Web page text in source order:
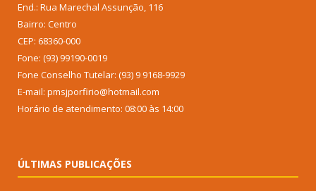
End.: Rua Marechal Assunção, 116
Bairro: Centro
CEP: 68360-000
Fone: (93) 99190-0019
Fone Conselho Tutelar: (93) 9 9168-9929
E-mail: pmsjporfirio@hotmail.com
Horário de atendimento: 08:00 às 14:00
ÚLTIMAS PUBLICAÇÕES